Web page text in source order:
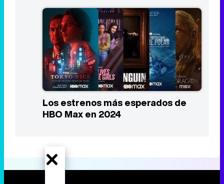
Los estrenos más esperados de
HBO Max en 2024